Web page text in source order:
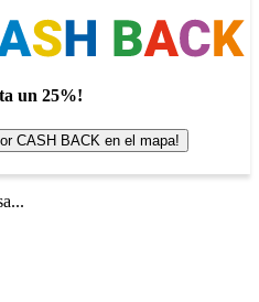
un 25%!
CASH BACK en el mapa!